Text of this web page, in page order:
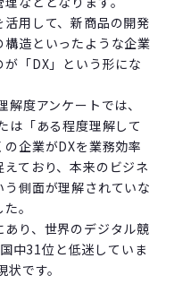
用して、新商品の開発
造といったような企業
「DX」という形にな
度アンケートでは、
は「ある程度理解して
企業がDXを業務効率
ており、本来のビジネ
側面が理解されていな
。
り、世界のデジタル競
中31位と低迷していま
です。